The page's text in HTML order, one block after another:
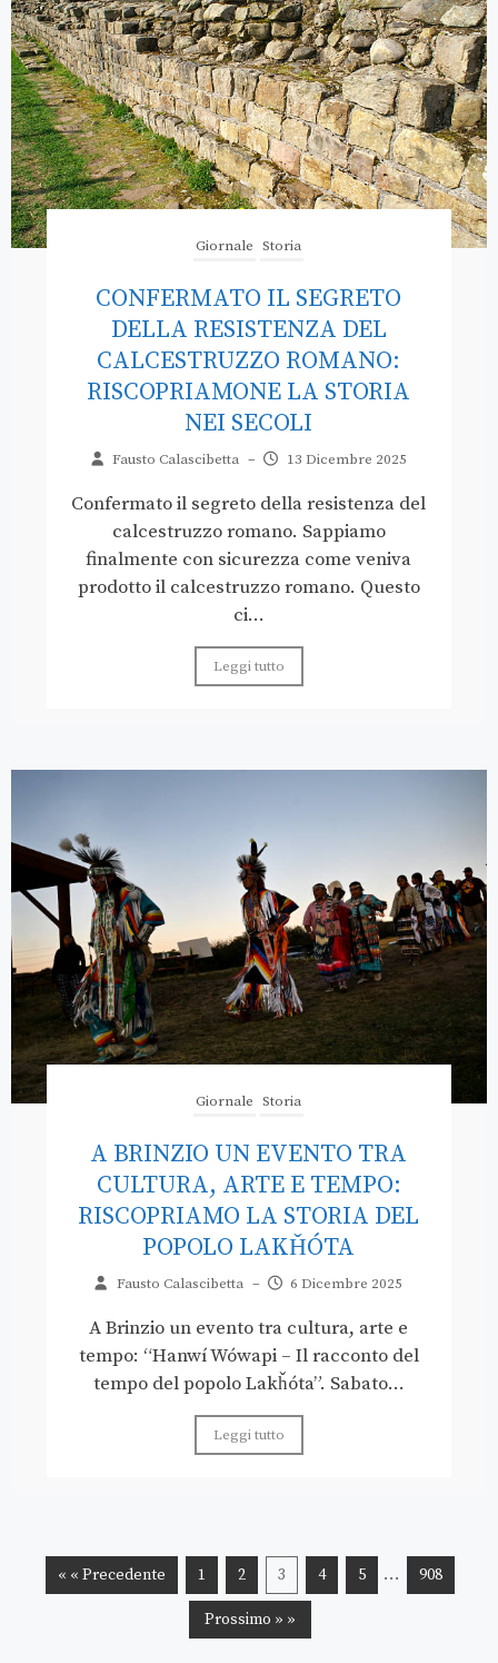
Giornale Storia
CONFERMATO IL SEGRETO
DELLA RESISTENZA DEL
CALCESTRUZZO ROMANO:
RISCOPRIAMONE LA STORIA
NEI SECOLI
Fausto Calascibetta – 13 Dicembre 2025
Confermato il segreto della resistenza del
calcestruzzo romano. Sappiamo
finalmente con sicurezza come veniva
prodotto il calcestruzzo romano. Questo
ci...
Leggi tutto
Giornale Storia
A BRINZIO UN EVENTO TRA
CULTURA, ARTE E TEMPO:
RISCOPRIAMO LA STORIA DEL
POPOLO LAKȞÓTA
Fausto Calascibetta – 6 Dicembre 2025
A Brinzio un evento tra cultura, arte e
tempo: “Hanwí Wówapi – Il racconto del
tempo del popolo Lakȟóta”. Sabato...
Leggi tutto
« « Precedente 1 2 3 4 5 … 908
Prossimo » »